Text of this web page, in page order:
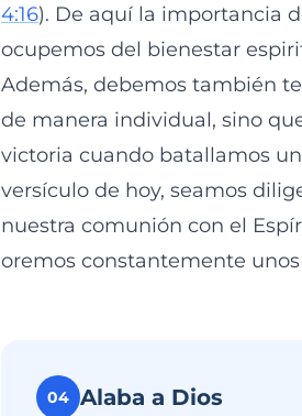
4:16). De aquí la importancia
ocupemos del bienestar
Además, debemos también
de manera individual, sino
victoria cuando batallamos
versículo de hoy, seamos
nuestra comunión con el
oremos constantemente unos
04 Alaba a Dios